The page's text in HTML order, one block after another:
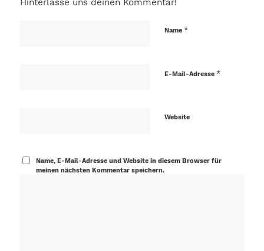
Hinterlasse uns deinen Kommentar!
Name *
E-Mail-Adresse *
Website
Name, E-Mail-Adresse und Website in diesem Browser für
meinen nächsten Kommentar speichern.